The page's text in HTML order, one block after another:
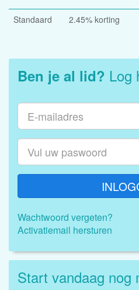
Standaard 2.45% korting
Ben je al lid? Log
Wachtwoord vergeten?
Activatiemail hersturen